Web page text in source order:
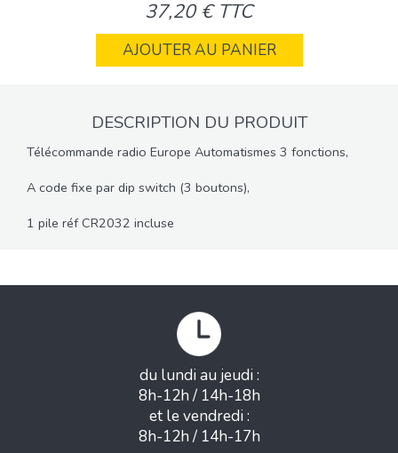
37,20 € TTC
AJOUTER AU PANIER
DESCRIPTION DU PRODUIT
Télécommande radio Europe Automatismes 3 fonctions,
A code fixe par dip switch (3 boutons),
1 pile réf CR2032 incluse
du lundi au jeudi :
8h-12h / 14h-18h
et le vendredi :
8h-12h / 14h-17h